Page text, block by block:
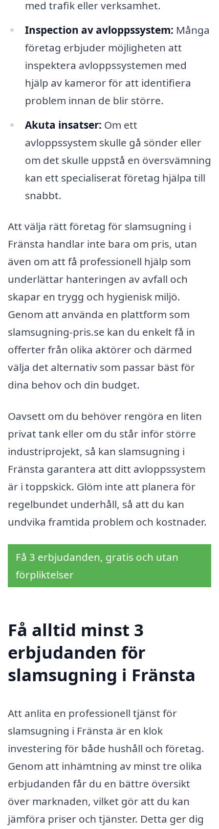
med trafik eller verksamhet.
Inspection av avloppssystem: Många
företag erbjuder möjligheten att
inspektera avloppssystemen med
hjälp av kameror för att identifiera
problem innan de blir större.
Akuta insatser: Om ett
avloppssystem skulle gå sönder eller
om det skulle uppstå en översvämning
kan ett specialiserat företag hjälpa till
snabbt.
Att välja rätt företag för slamsugning i
Fränsta handlar inte bara om pris, utan
även om att få professionell hjälp som
underlättar hanteringen av avfall och
skapar en trygg och hygienisk miljö.
Genom att använda en plattform som
slamsugning-pris.se kan du enkelt få in
offerter från olika aktörer och därmed
välja det alternativ som passar bäst för
dina behov och din budget.
Oavsett om du behöver rengöra en liten
privat tank eller om du står inför större
industriprojekt, så kan slamsugning i
Fränsta garantera att ditt avloppssystem
är i toppskick. Glöm inte att planera för
regelbundet underhåll, så att du kan
undvika framtida problem och kostnader.
Få 3 erbjudanden, gratis och utan
förpliktelser
Få alltid minst 3
erbjudanden för
slamsugning i Fränsta
Att anlita en professionell tjänst för
slamsugning i Fränsta är en klok
investering för både hushåll och företag.
Genom att inhämtning av minst tre olika
erbjudanden får du en bättre översikt
över marknaden, vilket gör att du kan
jämföra priser och tjänster. Detta ger dig